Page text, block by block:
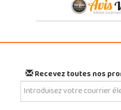
Recevez toutes nos